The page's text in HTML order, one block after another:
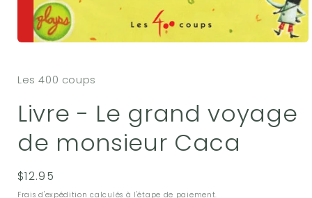
1
fenêtre
modale
Les 400 coups
Livre - Le grand voyage
de monsieur Caca
Prix
habituel
$12.95
Frais d'expédition calculés à l'étape de paiement.